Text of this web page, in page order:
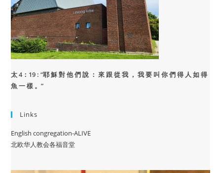
太 4：19 : “耶 穌 對 他 們 說 ： 來 跟 從 我 ， 我 要 叫 你 們 得 人 如 得
魚 一 樣 。”
Links
English congregation-ALIVE
北欧华人教会各福音堂